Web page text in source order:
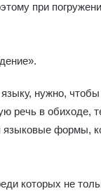
при
нужно,
речь в обиходе,
формы,
которых не